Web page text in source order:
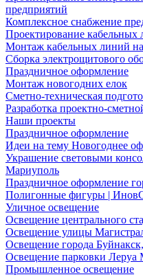
предприятий
Комплексное снабжение
Проектирование кабельных
Монтаж кабельных линий
Сборка электрощитового
Праздничное оформление
Монтаж новогодних елок
Сметно-техническая
Разработка проектно-
Наши проекты
Праздничное оформление
Идеи на тему Новогоднее
Украшение световыми
Мариуполь
Праздничное оформление
Полигонные фигуры |
Уличное освещение
Освещение центрального
Освещение улицы
Освещение города
Освещение парковки Леруа
Промышленное освещение